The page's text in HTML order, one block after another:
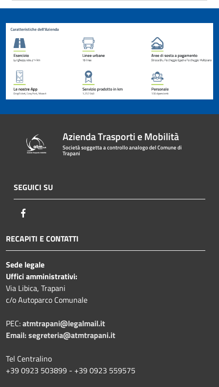
Azienda Trasporti e Mobilità
Società soggetta a controllo analogo del Comune di
Trapani
SEGUICI SU
RECAPITI E CONTATTI
Sede legale
Uffici amministrativi:
Via Libica, Trapani
c/o Autoparco Comunale
PEC:atmtrapani@legalmail.it
Email:segreteria@atmtrapani.it
Tel Centralino
+39 0923 503899 - +39 0923 559575